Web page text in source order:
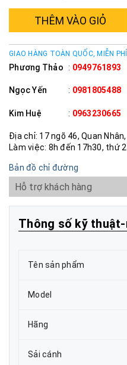
THÊM VÀO GIỎ
GIAO HÀNG TOÀN QUỐC, MIỄN
Phương Thảo : 0949761893
Ngọc Yến : 0981805488
Kim Huệ : 0963230665
Địa chỉ: 17 ngõ 46, Quan
Làm việc: 8h đến 17h30, thứ
Bản đồ chỉ đường
Hỗ trợ khách hàng
Thông số kỹ
Tên sản phẩm
Model
Hãng
Sải cánh